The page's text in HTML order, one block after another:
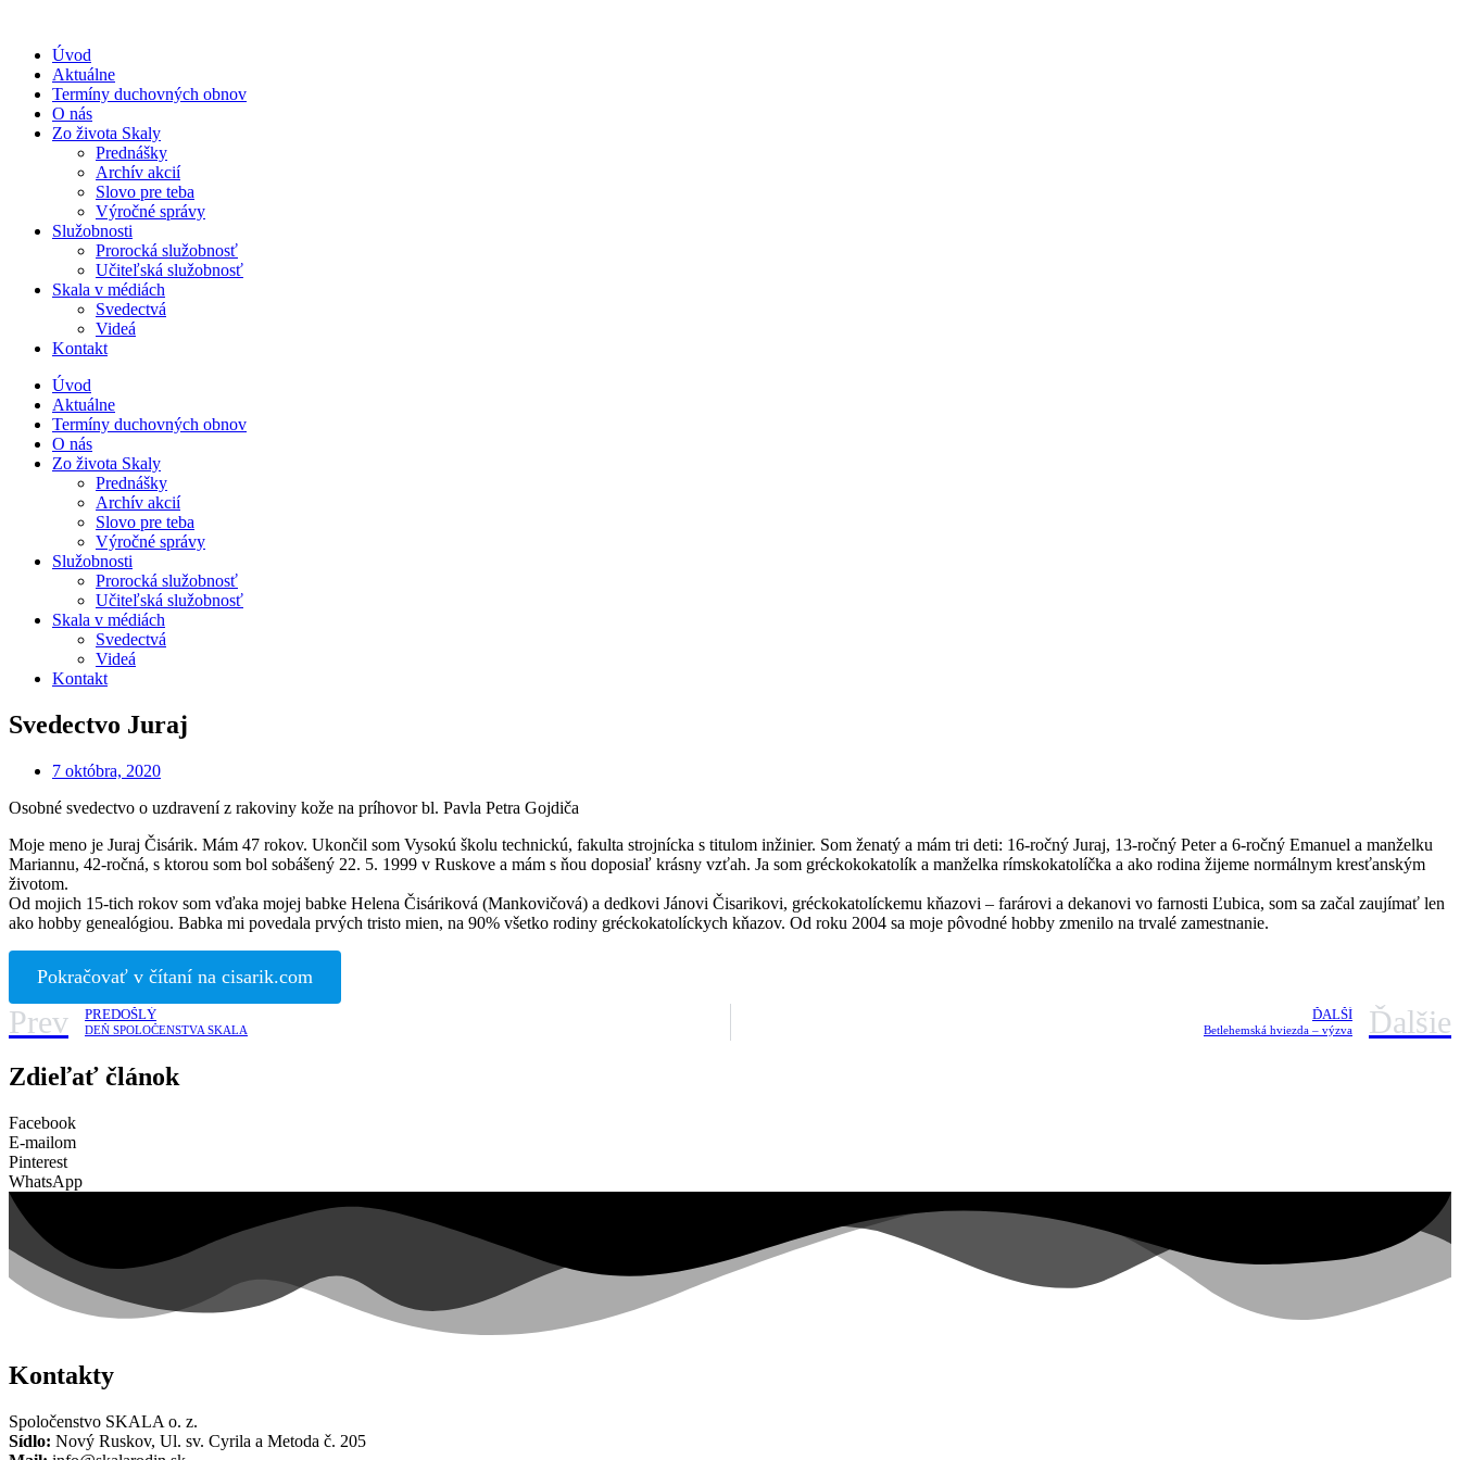
Úvod
Aktuálne
Termíny duchovných obnov
O nás
Zo života Skaly
Prednášky
Archív akcií
Slovo pre teba
Výročné správy
Služobnosti
Prorocká služobnosť
Učiteľská služobnosť
Skala v médiách
Svedectvá
Videá
Kontakt
Úvod
Aktuálne
Termíny duchovných obnov
O nás
Zo života Skaly
Prednášky
Archív akcií
Slovo pre teba
Výročné správy
Služobnosti
Prorocká služobnosť
Učiteľská služobnosť
Skala v médiách
Svedectvá
Videá
Kontakt
Svedectvo Juraj
7 októbra, 2020
Osobné svedectvo o uzdravení z rakoviny kože na príhovor bl. Pavla Petra Gojdiča
Moje meno je Juraj Čisárik. Mám 47 rokov. Ukončil som Vysokú školu technickú, fakulta strojnícka s titulom inžinier. Som ženatý a mám tri deti: 16-ročný Juraj, 13-ročný Peter a 6-ročný Emanuel a manželku
Mariannu, 42-ročná, s ktorou som bol sobášený 22. 5. 1999 v Ruskove a mám s ňou doposiaľ krásny vzťah. Ja som gréckokokatolík a manželka rímskokatolíčka a ako rodina žijeme normálnym kresťanským
životom.
Od mojich 15-tich rokov som vďaka mojej babke Helena Čisáriková (Mankovičová) a dedkovi Jánovi Čisarikovi, gréckokatolíckemu kňazovi – farárovi a dekanovi vo farnosti Ľubica, som sa začal zaujímať len
ako hobby genealógiou. Babka mi povedala prvých tristo mien, na 90% všetko rodiny gréckokatolíckych kňazov. Od roku 2004 sa moje pôvodné hobby zmenilo na trvalé zamestnanie.
Pokračovať v čítaní na cisarik.com
Prev PREDOŠLÝ
DEŇ SPOLOČENSTVA SKALA
ĎALŠÍ
Betlehemská hviezda – výzva Ďalšie
Zdieľať článok
Facebook
E-mailom
Pinterest
WhatsApp
Kontakty
Spoločenstvo SKALA o. z.
Sídlo: Nový Ruskov, Ul. sv. Cyrila a Metoda č. 205